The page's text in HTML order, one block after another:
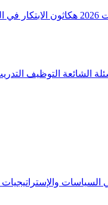
هكاثون الابتكار في
الشائعة التوظيف
السياسات والإستراتيجيات